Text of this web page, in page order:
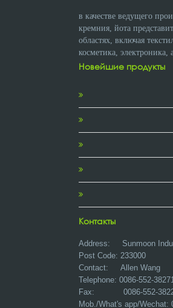
в качестве ведущего
кремния, йота
областях, включая
косметика,
Новейшие продукты
Контакты
Address: Sunmoon
Post Code: 233000
Contact: Allen Wang
Telephone: 0086-552-
Fax: 0086-552-
Mob./What's app/Wechat: